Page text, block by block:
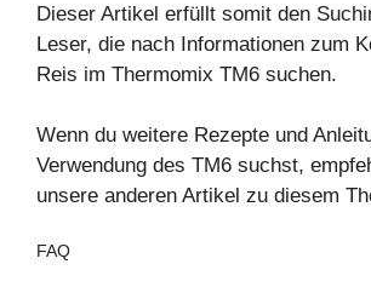
Dieser Artikel erfüllt somit den
Leser, die nach Informationen zum
Reis im Thermomix TM6 suchen.
Wenn du weitere Rezepte und
Verwendung des TM6 suchst,
unsere anderen Artikel zu diesem
FAQ